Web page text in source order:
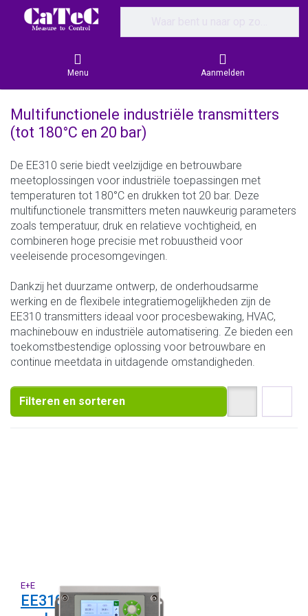
Menu Aanmelden
Multifunctionele industriële transmitters
(tot 180°C en 20 bar)
De EE310 serie biedt veelzijdige en betrouwbare
meetoplossingen voor industriële toepassingen met
temperaturen tot 180°C en drukken tot 20 bar. Deze
multifunctionele transmitters meten nauwkeurig parameters
zoals temperatuur, druk en relatieve vochtigheid, en
combineren hoge precisie met robuustheid voor
veeleisende procesomgevingen.
Dankzij het duurzame ontwerp, de onderhoudsarme
werking en de flexibele integratiemogelijkheden zijn de
EE310 transmitters ideaal voor procesbewaking, HVAC,
machinebouw en industriële automatisering. Ze bieden een
toekomstbestendige oplossing voor betrouwbare en
continue meetdata in uitdagende omstandigheden.
Filteren en sorteren
E+E
EE310 serie